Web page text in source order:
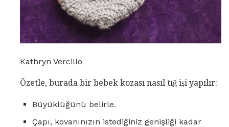
Kathryn Vercillo
Özetle, burada bir bebek kozası nasıl tığ işi yapılır:
Büyüklüğünü belirle.
Çapı, kovanınızın istediğiniz genişliği kadar